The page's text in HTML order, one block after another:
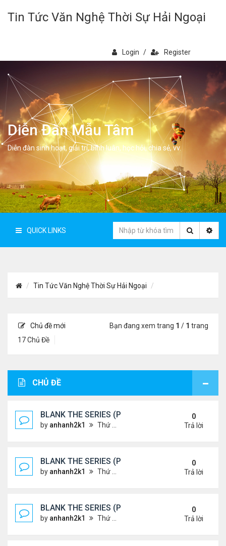
Tin Tức Văn Nghệ Thời Sự Hải Ngoại
Login / Register
Diễn Đàn Mẫu Tâm
Diễn đàn sinh hoạt, giải trí, bình luân, học hỏi, chia sẻ, vv.
QUICK LINKS
Tin Tức Văn Nghệ Thời Sự Hải Ngoại
Chủ đề mới
17 Chủ Đề
Bạn đang xem trang 1 / 1 trang
CHỦ ĐỀ
BLANK THE SERIES (PHẦN 2)
by anhanh2k1 Thứ 4 Tháng 5 29, 2024 3:16 am
0
Trả lời
BLANK THE SERIES (PHẦN 2)
by anhanh2k1 Thứ 7 Tháng 5 25, 2024 1:51 am
0
Trả lời
BLANK THE SERIES (PHẦN 2)
by anhanh2k1 Thứ 6 Tháng 5 24, 2024 1:54 am
0
Trả lời